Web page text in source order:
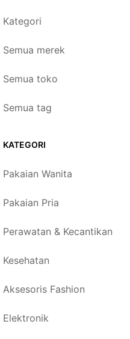
Kategori
Semua merek
Semua toko
Semua tag
KATEGORI
Pakaian Wanita
Pakaian Pria
Perawatan & Kecantikan
Kesehatan
Aksesoris Fashion
Elektronik